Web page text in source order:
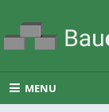
MENU